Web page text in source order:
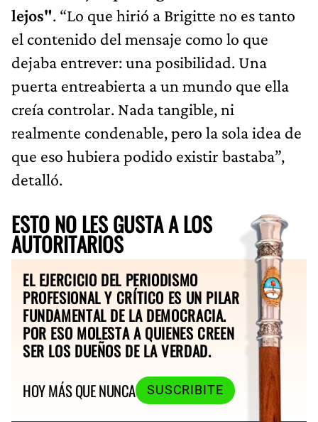
lejos". “Lo que hirió a Brigitte no es tanto
el contenido del mensaje como lo que
dejaba entrever: una posibilidad. Una
puerta entreabierta a un mundo que ella
creía controlar. Nada tangible, ni
realmente condenable, pero la sola idea de
que eso hubiera podido existir bastaba”,
detalló.
ESTO NO LES GUSTA A LOS
AUTORITARIOS
EL EJERCICIO DEL PERIODISMO
PROFESIONAL Y CRÍTICO ES UN PILAR
FUNDAMENTAL DE LA DEMOCRACIA.
POR ESO MOLESTA A QUIENES CREEN
SER LOS DUEÑOS DE LA VERDAD.
HOY MÁS QUE NUNCA
SUSCRIBITE